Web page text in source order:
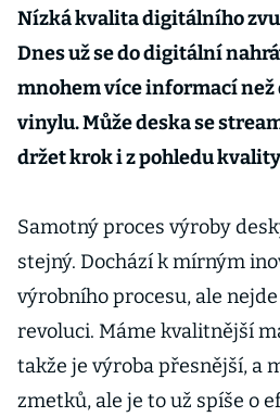
Nízká kvalita digitálního
Dnes už se do digitální
mnohem více informací než
vinylu. Může deska se
držet krok i z pohledu
Samotný proces výroby
stejný. Dochází k mírným
výrobního procesu, ale
revoluci. Máme kvalitnější
takže je výroba přesnější, a
zmetků, ale je to už spíše o